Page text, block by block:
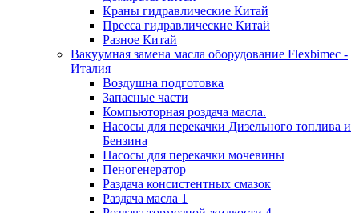
Краны гидравлические Китай
Пресса гидравлические Китай
Разное Китай
Вакуумная замена масла оборудование Flexbimeс -
Италия
Воздушна подготовка
Запасные части
Компьюторная роздача масла.
Насосы для перекачки Дизельного топлива и
Бензина
Насосы для перекачки мочевины
Пеногенератор
Раздача консистентных смазок
Раздача масла 1